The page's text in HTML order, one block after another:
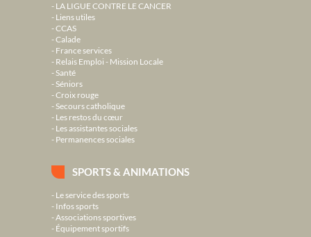
LA LIGUE CONTRE LE CANCER
Liens utiles
CCAS
Calade
France services
Relais Emploi - Mission Locale
Santé
Séniors
Croix rouge
Secours catholique
Les restos du cœur
Les assistantes sociales
Permanences sociales
SPORTS & ANIMATIONS
Le service des sports
Infos sports
Associations sportives
Équipement sportifs